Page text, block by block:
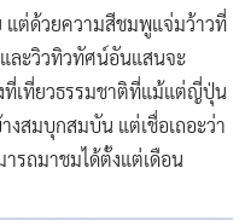
แต่ด้วยความสีชมพูแจ่มว้าวที่
ละวิวทิวทัศน์อันแสนจะ
ที่เที่ยวธรรมชาติที่แม้แต่ญี่ปุ่น
งสมบุกสมบัน แต่เชื่อเถอะว่า
รถมาชมได้ตั้งแต่เดือน